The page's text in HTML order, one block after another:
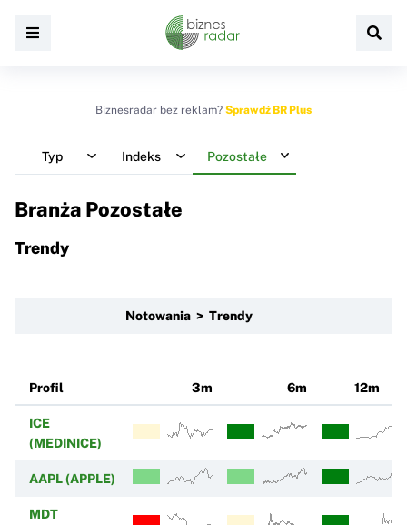
Biznesradar bez reklam? Sprawdź BR Plus
Typ Indeks Pozostałe
Branża Pozostałe
Trendy
Notowania > Trendy
Profil 3m 6m 12m
ICE
(MEDINICE)
AAPL (APPLE)
MDT